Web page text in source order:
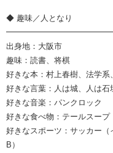
◆ 趣味／人となり
出身地：大阪市
趣味：読書、将棋
好きな本：村上春樹、法学系
好きな言葉：人は城、人は石
好きな音楽：パンクロック
好きな食べ物：テールスープ
好きなスポーツ：サッカー
B）